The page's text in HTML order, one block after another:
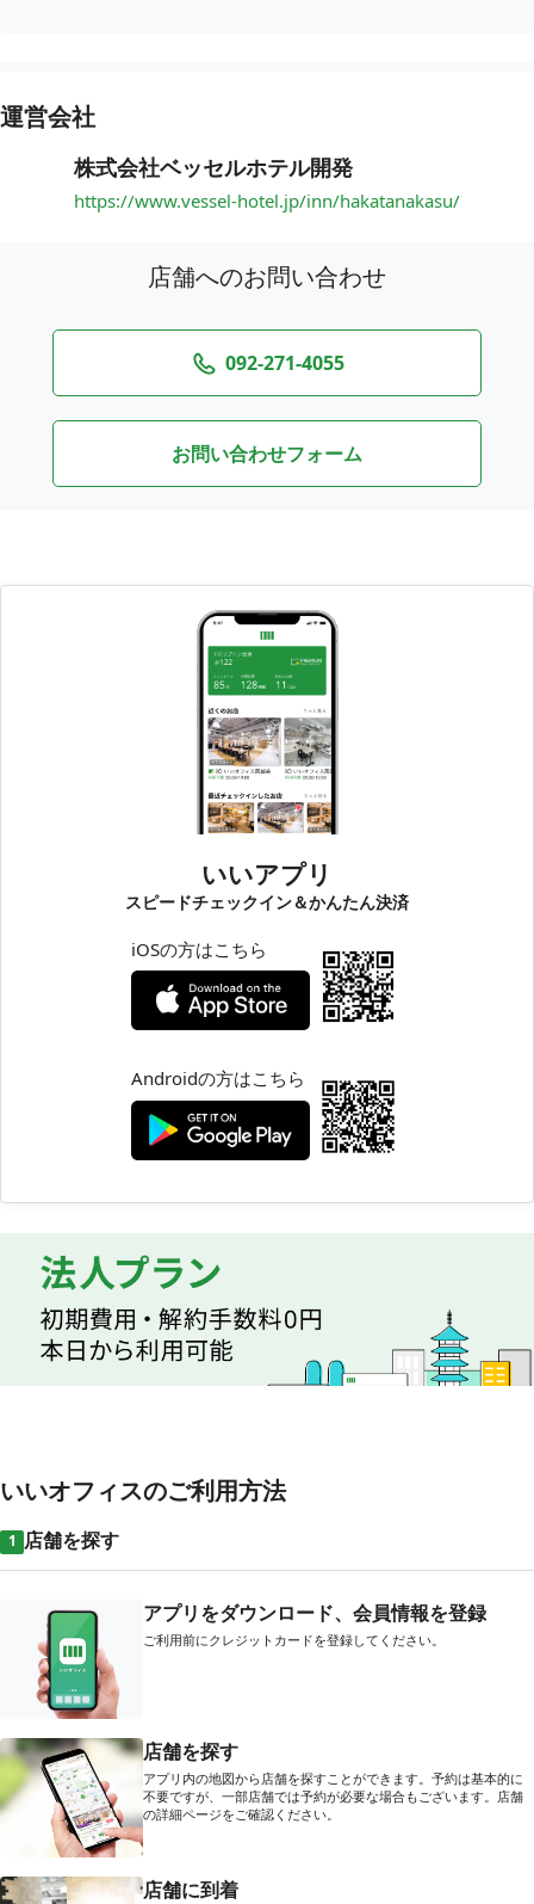
運営会社
株式会社ベッセルホテル開発
https://www.vessel-hotel.jp/inn/hakatanakasu/
店舗へのお問い合わせ
092-271-4055
お問い合わせフォーム
いいアプリ
スピードチェックイン＆かんたん決済
iOSの方はこちら
Androidの方はこちら
いいオフィスのご利用方法
1 店舗を探す
アプリをダウンロード、会員情報を登録
ご利用前にクレジットカードを登録してください。
店舗を探す
アプリ内の地図から店舗を探すことができます。予約は基本的に
不要ですが、一部店舗では予約が必要な場合もございます。店舗
の詳細ページをご確認ください。
店舗に到着